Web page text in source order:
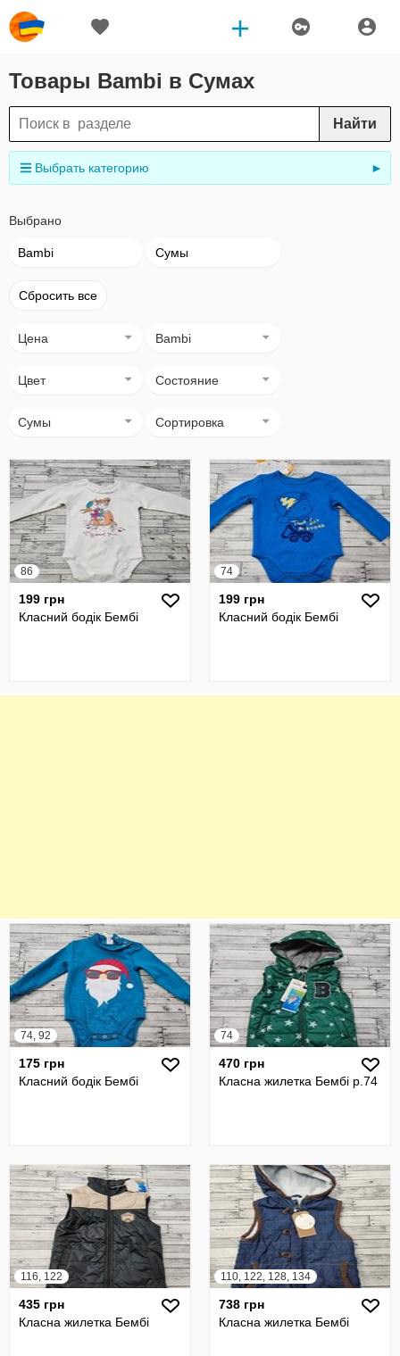
Товары Bambi в Сумах
Найти
Выбрать категорию ►
Выбрано
Bambi Сумы
Сбросить все
Цена Bambi
Цвет Состояние
Сумы Сортировка
86
199 грн
Класний бодік Бембі
74
199 грн
Класний бодік Бембі
74, 92
175 грн
Класний бодік Бембі
74
470 грн
Класна жилетка Бембі р.74
116, 122
435 грн
Класна жилетка Бембі
110, 122, 128, 134
738 грн
Класна жилетка Бембі